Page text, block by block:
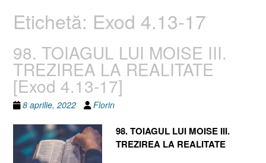
Etichetă: Exod 4.13-17
98. TOIAGUL LUI MOISE III.
TREZIREA LA REALITATE
[Exod 4.13-17]
8 aprilie, 2022 Florin
98. TOIAGUL LUI MOISE III.
TREZIREA LA REALITATE